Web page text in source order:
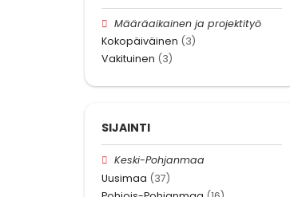
Määräaikainen ja projektityö
Kokopäiväinen (3)
Vakituinen (3)
SIJAINTI
Keski-Pohjanmaa
Uusimaa (37)